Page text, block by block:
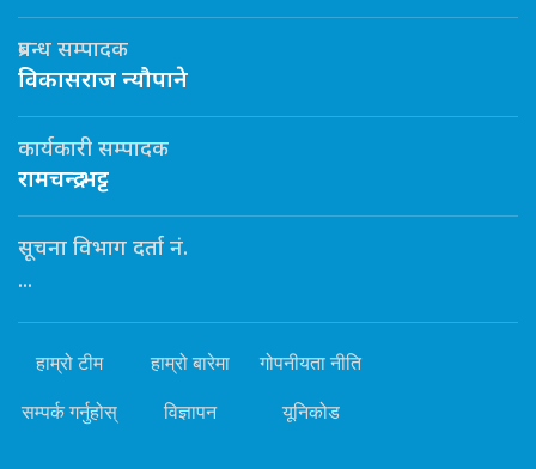
प्रबन्ध सम्पादक
विकासराज न्यौपाने
कार्यकारी सम्पादक
रामचन्द्र भट्ट
सूचना विभाग दर्ता नं.
...
हाम्रो टीम हाम्रो बारेमा गोपनीयता नीति
सम्पर्क गर्नुहोस् विज्ञापन यूनिकोड